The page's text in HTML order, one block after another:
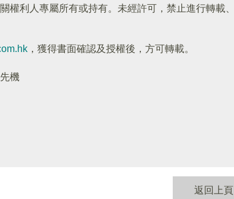
權利人專屬所有或持有。未經許可，禁止進行轉載、
，獲得書面確認及授權後，方可轉載。
機
返回上頁